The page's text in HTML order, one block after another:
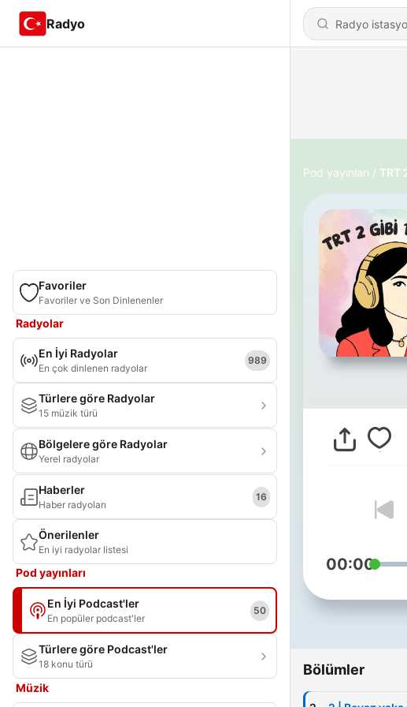
Radyo
Favoriler
Favoriler ve Son Dinlenenler
Radyolar
En İyi Radyolar
En çok dinlenen radyolar
989
Türlere göre Radyolar
15 müzik türü
Bölgelere göre Radyolar
Yerel radyolar
Haberler
Haber radyoları
16
Önerilenler
En iyi radyolar listesi
Pod yayınları
En İyi Podcast'ler
En popüler podcast'ler
50
Türlere göre Podcast'ler
18 konu türü
Müzik
Pod yayınları TRT
00:00
Bölümler